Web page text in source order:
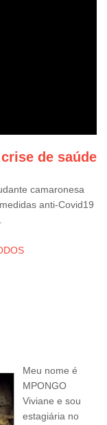
de saúde
camaronesa
anti-Covid19
Meu nome é
MPONGO
Viviane e sou
estagiária no